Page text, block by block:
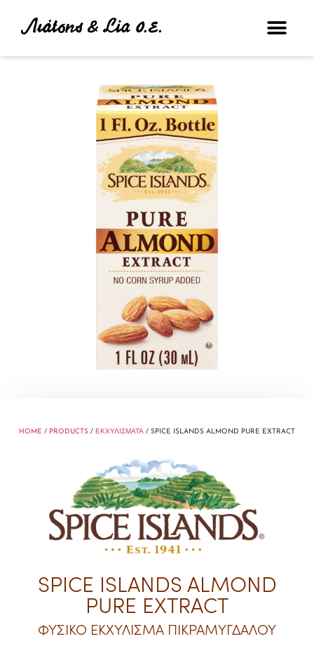
HOME / PRODUCTS / ΕΚΧΥΛΙΣΜΑΤΑ / SPICE ISLANDS ALMOND PURE EXTRACT
SPICE ISLANDS ALMOND
PURE EXTRACT
ΦΥΣΙΚΟ ΕΚΧΥΛΙΣΜΑ ΠΙΚΡΑΜΥΓΔΑΛΟΥ